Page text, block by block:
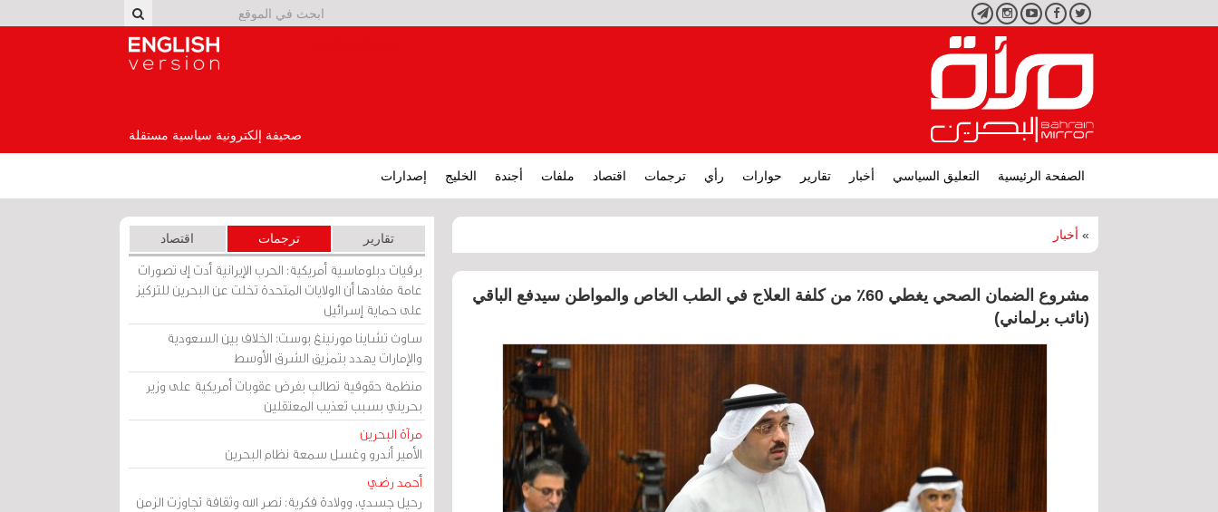
تويتر فيسبوكيوتيوبانستجرامتليجرام
صحيفة إلكترونية سياسية مستقلة
الصفحة الرئيسية التعليق السياسي أخبار تقارير حوارات رأي ترجمات اقتصاد ملفات أجندة الخليج إصدارات
» أخبار
مشروع الضمان الصحي يغطي 60٪ من كلفة العلاج في الطب الخاص والمواطن سيدفع الباقي
(نائب برلماني)
تقارير ترجمات اقتصاد
برقيات دبلوماسية أمريكية: الحرب الإيرانية أدت إلى تصورات
عامة مفادها أن الولايات المتحدة تخلت عن البحرين للتركيز
على حماية إسرائيل
ساوث تشاينا مورنينغ بوست: الخلاف بين السعودية
والإمارات يهدد بتمزيق الشرق الأوسط
منظمة حقوقية تطالب بفرض عقوبات أمريكية على وزير
بحريني بسبب تعذيب المعتقلين
مرآة البحرين
الأمير أندرو وغسل سمعة نظام البحرين
أحمد رضي
رحيل جسدي، وولادة فكرية: نصر الله وثقافة تجاوزت الزمن